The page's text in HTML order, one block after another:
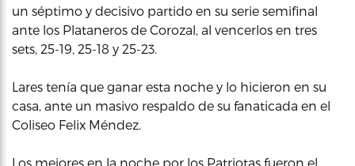
un séptimo y decisivo partido en su serie semifinal
ante los Plataneros de Corozal, al vencerlos en tres
sets, 25-19, 25-18 y 25-23.
Lares tenía que ganar esta noche y lo hicieron en su
casa, ante un masivo respaldo de su fanaticada en el
Coliseo Felix Méndez.
Los mejores en la noche por los Patriotas fueron el